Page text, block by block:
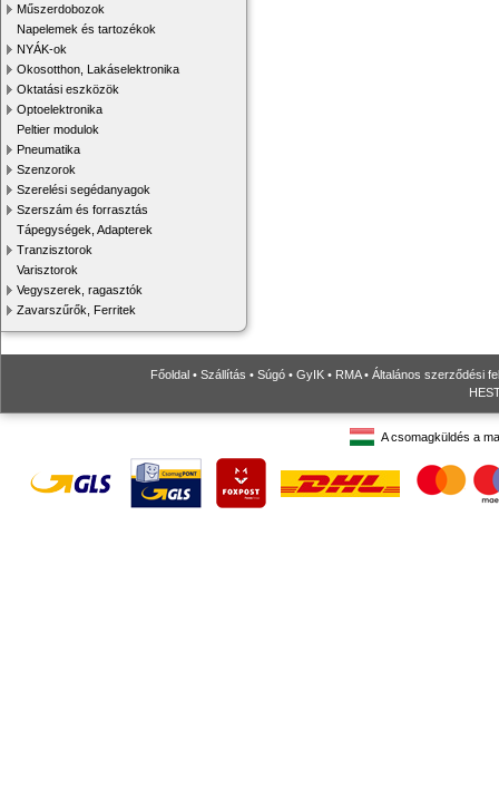
Műszerdobozok
Napelemek és tartozékok
NYÁK-ok
Okosotthon, Lakáselektronika
Oktatási eszközök
Optoelektronika
Peltier modulok
Pneumatika
Szenzorok
Szerelési segédanyagok
Szerszám és forrasztás
Tápegységek, Adapterek
Tranzisztorok
Varisztorok
Vegyszerek, ragasztók
Zavarszűrők, Ferritek
Főoldal • Szállítás • Súgó • GyIK • RMA• Általános szerződési
A csomagküldés a